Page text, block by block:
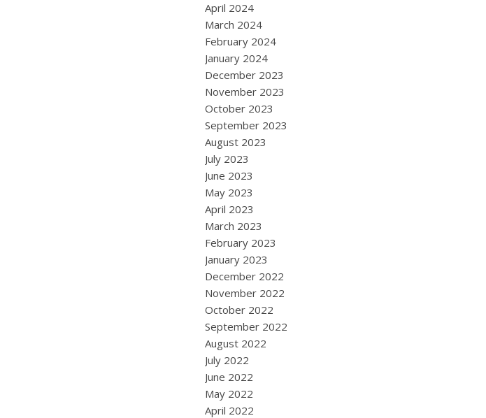
April 2024
March 2024
February 2024
January 2024
December 2023
November 2023
October 2023
September 2023
August 2023
July 2023
June 2023
May 2023
April 2023
March 2023
February 2023
January 2023
December 2022
November 2022
October 2022
September 2022
August 2022
July 2022
June 2022
May 2022
April 2022